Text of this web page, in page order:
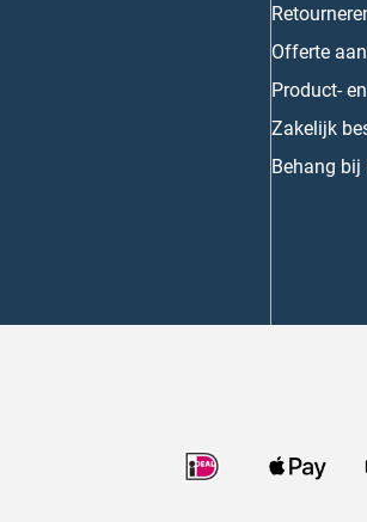
Offerte
Product-
Zakelijk
Behang bij